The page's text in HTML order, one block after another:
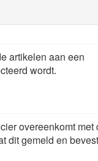
artikelen aan een
wordt.
overeenkomt met
dit gemeld en